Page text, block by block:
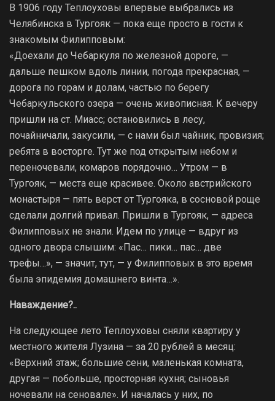
В 1906 году Теплоуховы впервые выбрались из
Челябинска в Тургояк — пока еще просто в гости к
знакомым Филипповым:
«Доехали до Чебаркуля по железной дороге, —
дальше пешком вдоль линии, погода прекрасная, —
дорога по горам и долам, частью по берегу
Чебаркульского озера — очень живописная. К вечеру
пришли на ст. Миасс; остановились в лесу,
почайничали, закусили, — с нами был чайник, провизия;
ребята в восторге. Тут же под открытым небом и
переночевали, комаров порядочно… Утром — в
Тургояк, — места еще красивее. Около австрийского
монастыря — пять верст от Тургояка, в сосновой роще
сделали долгий привал. Пришли в Тургояк, — адреса
Филипповых не знали. Идем по улице — вдруг из
одного двора слышим: «Пас… пики… пас… две
трефы…», — значит, тут, — у Филипповых в это время
была эпидемия домашнего винта…».
Наваждение?..
На следующее лето Теплоуховы сняли квартиру у
местного жителя Лузина — за 20 рублей в месяц:
«Верхний этаж; большие сени, маленькая комната,
другая — побольше, просторная кухня; сыновья
ночевали на сеновале». И началась у них, по